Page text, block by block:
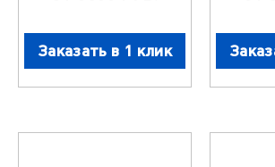
Заказать в 1 клик